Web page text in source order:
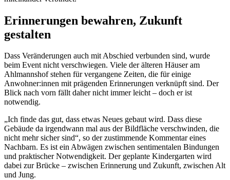
Erinnerungen bewahren, Zukunft
gestalten
Dass Veränderungen auch mit Abschied verbunden sind, wurde
beim Event nicht verschwiegen. Viele der älteren Häuser am
Ahlmannshof stehen für vergangene Zeiten, die für einige
Anwohner:innen mit prägenden Erinnerungen verknüpft sind. Der
Blick nach vorn fällt daher nicht immer leicht – doch er ist
notwendig.
„Ich finde das gut, dass etwas Neues gebaut wird. Dass diese
Gebäude da irgendwann mal aus der Bildfläche verschwinden, die
nicht mehr sicher sind“, so der zustimmende Kommentar eines
Nachbarn. Es ist ein Abwägen zwischen sentimentalen Bindungen
und praktischer Notwendigkeit. Der geplante Kindergarten wird
dabei zur Brücke – zwischen Erinnerung und Zukunft, zwischen Alt
und Jung.